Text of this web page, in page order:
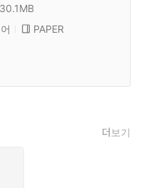
30.1MB
PAPER
더보기